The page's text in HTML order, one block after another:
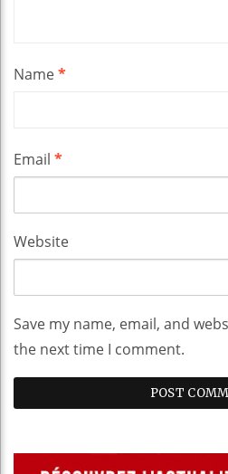
Name*
Email *
Website
Save my name, email, and
the next time I comment.